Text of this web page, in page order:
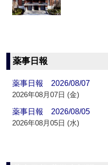
薬事日報
薬事日報 2026/08/07
2026年08月07日 (金)
薬事日報 2026/08/05
2026年08月05日 (水)